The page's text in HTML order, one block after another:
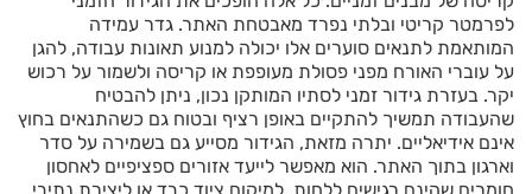
לפרמטר קריטי ובלתי נפרד מאבטחת האתר. גדר עמידה
המותאמת לתנאים סוערים אלו יכולה למנוע תאונות עבודה, להגן
על עוברי האורח מפני פסולת מעופפת או קריסה ולשמור על רכוש
יקר. בעזרת גידור זמני לסתיו המותקן נכון, ניתן להבטיח
שהעבודה תמשיך להתקיים באופן רציף ובטוח גם כשהתנאים בחוץ
אינם אידיאליים. יתרה מזאת, הגידור מסייע גם בשמירה על סדר
וארגון בתוך האתר. הוא מאפשר לייעד אזורים ספציפיים לאחסון
חומרים שהינם רגישים ללחות, למיקום ציוד כבד או ליצירת נתיבי